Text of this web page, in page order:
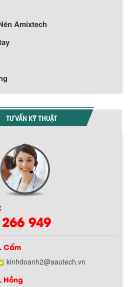
Amixtech
TƯ VẤN KỸ THUẬT
949
Cẩm
kinhdoanh2@aautech.vn
HồngBồn chứa giải nhiệt sơn, mực in có cấu